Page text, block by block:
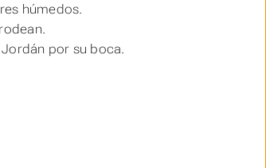
húmedos.
por su boca.